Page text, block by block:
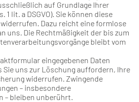
auf Grundlage Ihrer
1 lit. a DSGVO). Sie können diese
Dazu reicht eine formlose
uns. Die Rechtmäßigkeit der bis zum
bleibt vom
eingegebenen Daten
Sie uns zur Löschung auffordern, Ihre
widerrufen. Zwingende
– insbesondere
– bleiben unberührt.